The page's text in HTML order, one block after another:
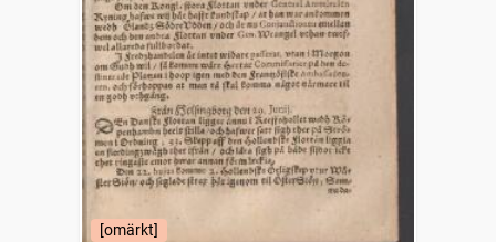
[omärkt]